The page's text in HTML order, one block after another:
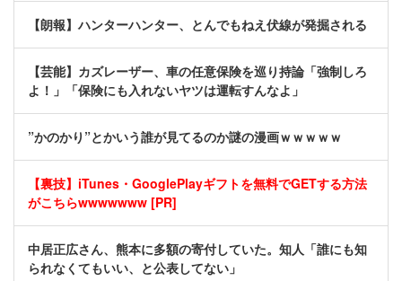
【朗報】ハンターハンター、とんでもねえ伏線が発掘される
【芸能】カズレーザー、車の任意保険を巡り持論「強制しろ
よ！」「保険にも入れないヤツは運転すんなよ」
”かのかり”とかいう誰が見てるのか謎の漫画ｗｗｗｗｗ
【裏技】iTunes・GooglePlayギフトを無料でGETする方法
がこちらwwwwwww [PR]
中居正広さん、熊本に多額の寄付していた。知人「誰にも知
られなくてもいい、と公表してない」